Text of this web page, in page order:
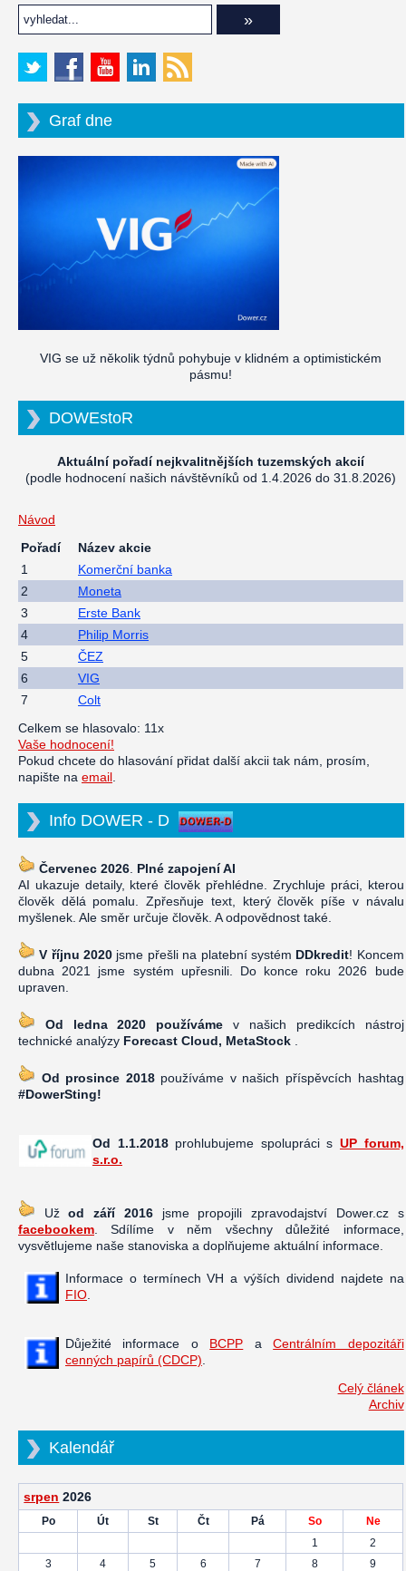
Graf dne
VIG se už několik týdnů pohybuje v klidném a optimistickém
pásmu!
DOWEstoR
Aktuální pořadí nejkvalitnějších tuzemských akcií
(podle hodnocení našich návštěvníků od 1.4.2026 do 31.8.2026)
Návod
Pořadí
Název akcie
1
Komerční banka
2
Moneta
3
Erste Bank
4
Philip Morris
5
ČEZ
6
VIG
7
Colt
Celkem se hlasovalo: 11x
Vaše hodnocení!
Pokud chcete do hlasování přidat další akcii tak nám, prosím,
napište na email
Info DOWER - D
Červenec 2026 Plné zapojení AI
AI ukazuje detaily, které člověk přehlédne. Zrychluje práci, kterou
člověk dělá pomalu. Zpřesňuje text, který člověk píše v návalu
myšlenek. Ale směr určuje člověk. A odpovědnost také.
V říjnu 2020 jsme přešli na platební systém DDkredit! Koncem
dubna 2021 jsme systém upřesnili. Do konce roku 2026 bude
upraven.
Od ledna 2020 používáme v našich predikcích nástroj
technické analýzy Forecast Cloud, MetaStock
Od prosince 2018používáme v našich příspěvcích hashtag
#DowerSting!
Od 1.1.2018prohlubujeme spolupráci sUP forum,
s.r.o.
Užod září 2016jsme propojili zpravodajství Dower.cz s
facebookem . Sdílíme v něm všechny důležité informace,
vysvětlujeme naše stanoviska a doplňujeme aktuální informace.
Informace o termínech VH a výších dividend najdete na
FIO
Důježité informace o BCPP aCentrálním depozitáři
cenných papírů (CDCP)
Celý článek
Archiv
Kalendář
srpen 2026
Po Út St Čt Pá So
Ne
1
2
3
4 5 6 7 8
9